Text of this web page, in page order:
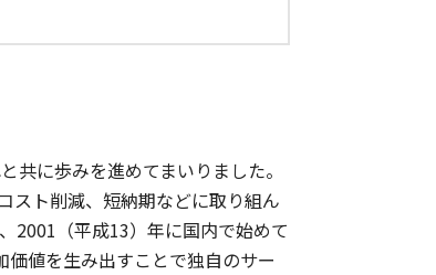
に歩みを進めてまいりました。
スト削減、短納期などに取り組ん
2001（平成13）年に国内で始めて
値を生み出すことで独自のサー